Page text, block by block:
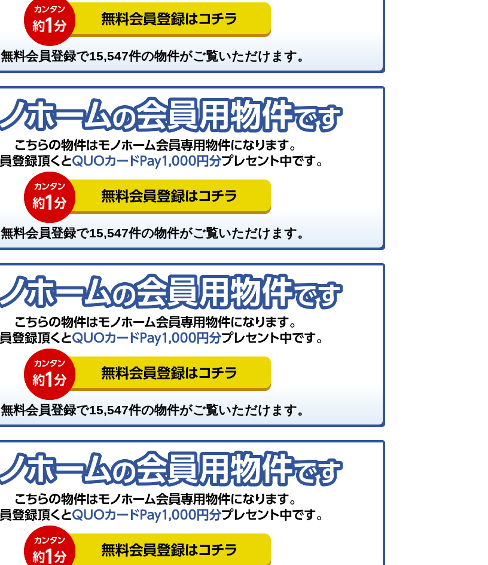
無料会員登録で15,547件の物件がご覧いただけます。
無料会員登録で15,547件の物件がご覧いただけます。
無料会員登録で15,547件の物件がご覧いただけます。